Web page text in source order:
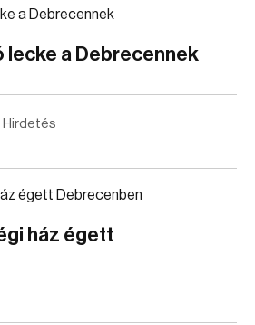
lecke a Debrecennek
Hirdetés
ház égett